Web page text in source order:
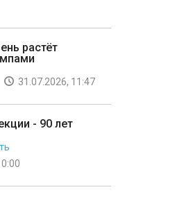
растёт
31.07.2026, 11:47
- 90 лет